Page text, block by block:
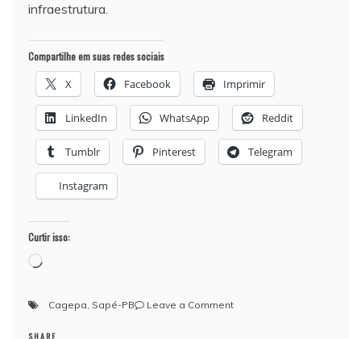
infraestrutura.
Compartilhe em suas redes sociais
X Facebook Imprimir
LinkedIn WhatsApp Reddit
Tumblr Pinterest Telegram
Instagram
Curtir isso:
Carregando...
Cagepa, Sapé-PB Leave a Commenton
SHARE